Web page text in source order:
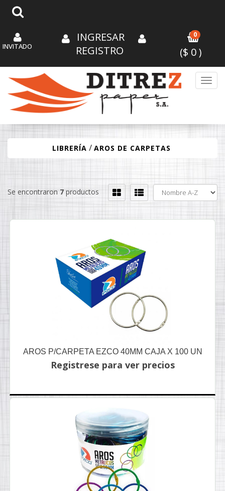
INVITADO
INGRESAR
REGISTRO
0
($ 0)
LIBRERÍA / AROS DE CARPETAS
Se encontraron 7 productos
AROS P/CARPETA EZCO 40MM CAJA X 100 UN
Registrese para ver precios